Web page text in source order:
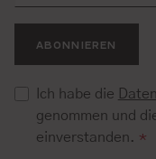
ABONNIEREN
Ich habe die
genommen und
einverstanden. *